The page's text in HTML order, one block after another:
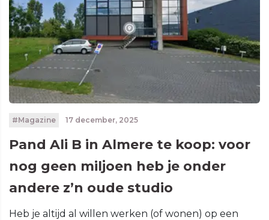
#Magazine 17 december, 2025
Pand Ali B in Almere te koop: voor
nog geen miljoen heb je onder
andere z’n oude studio
Heb je altijd al willen werken (of wonen) op een